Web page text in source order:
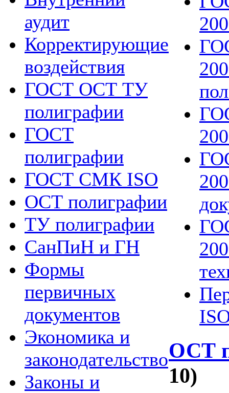
аудит
Корректирующие
воздействия
ГОСТ ОСТ ТУ
полиграфии
ГОСТ
полиграфии
ГОСТ СМК ISO
ОСТ полиграфии
ТУ полиграфии
СанПиН и ГН
Формы
первичных
документов
Экономика и
законодательство
Законы и
ОСТ
10)